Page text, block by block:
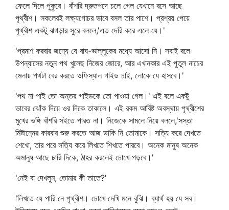
ফেলে দিলে পুকুরে। বাঁশরি দ্রুতপদে চলে গেল যেখানে বসে আছে
পৃথ্বীশ। সকলেরই লক্ষ্যগোচর ভাবে বসল তার পাশে। প্রশ্রয় পেয়ে
পৃথ্বীশ একটু ঝগড়ার সুরে বললে,'এত দেরি করে এলে যে।'
'প্রমাণ করবার জন্যে যে বাঘ-ভাল্লুকের মধ্যে আসো নি। সবাই বলে
উপন্যাসের নতুন পথ খুলেছ নিজের জোরে, আর এখানকার এই পুতুল নাচের
মেলায় পথটা বের করতে ওফিস্যাল গাইড চাই, লোকে যে হাসবে।'
'পথ না পাই তো অন্তর গাইডকে তো পাওয়া গেল।' এই বলে একটু
ভাবের ঝোঁক দিয়ে ওর দিকে তাকালে। এই রকম আবিষ্ট অবস্থায় পৃথ্বীশের
মুখের ভঙ্গি বাঁশরি সইতে পারত না। নিজেকে সামলে নিয়ে বললে,'সস্তা
মিষ্টান্নের কারবার শুরু করতে আজ ডাকি নি তোমাকে। সত্যি করে দেখতে
শেখো, তার পরে সত্যি করে লিখতে শিখতে পারবে। অনেক মানুষ অনেক
অমানুষ আছে চারি দিকে, ঠাহর করলেই চোখে পড়বে।'
'নেই বা দেখলুম, তোমার কী তাতে?'
'লিখতে যে পারি নে পৃথ্বীশ। চোখে দেখি মনে বুঝি। ব্যার্থ হয় যে সব।